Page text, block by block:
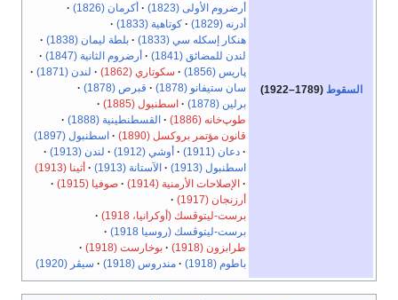
السقوط (1789–1922)
أرضروم الأولى (1823)
أكرمان (1826)
أدرنه (1829)
كوتاهية (1833)
هنكار إسكله سي (1833)
بلطة ليمان (1838)
لندن للمضائق (1841)
أرضروم الثانية (1847)
پاريس (1856)
سكوتاري (1862)
لندن (1871)
سان ستيفانو (1878)
قبرص (1878)
برلين (1878)
اسطنبول (1885)
طوپ‌خانه (1886)
القسطنطينية (1888)
قانون مؤتمر بروكسل (1890)
اسطنبول (1897)
دعان (1911)
أوشي (1912)
لندن (1913)
اسطنبول (1913)
الآستانة (1913)
أثينا (1913)
الإصلاحات الأرمنية (1914)
صوفيا (1915)
أرزنجان (1917)
برست-ليتوڤسك (أوكرانيا، 1918)
برست-ليتوڤسك (روسيا 1918)
طرابزون (1918)
بوخارست (1918)
باطوم (1918)
مندروس (1918) سيڤر (1920)